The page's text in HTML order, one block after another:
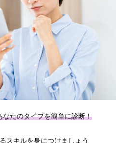
なたのタイプを簡単に診断！
スキルを身につけましょう